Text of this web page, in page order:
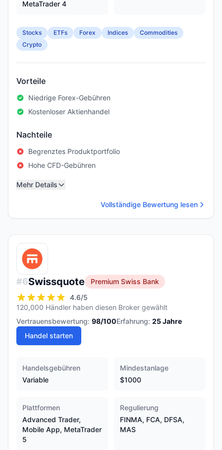
MetaTrader 4
Stocks ETFs Forex Indices
Commodities
Crypto
Vorteile
Niedrige Forex-Gebühren
Kostenloser Aktienhandel
Nachteile
Begrenztes Produktportfolio
Hohe CFD-Gebühren
Mehr Details
Vollständige Bewertung lesen
#6Swissquote
Premium Swiss Bank
4.6/5
120,000 Händler haben diesen Broker gewählt
Vertrauensbewertung: 98/100Erfahrung: 25Jahre
Handel starten
Handelsgebühren
Variable
Mindestanlage
$1000
Plattformen
Advanced Trader,
Mobile App, MetaTrader
5
Regulierung
FINMA, FCA, DFSA,
MAS